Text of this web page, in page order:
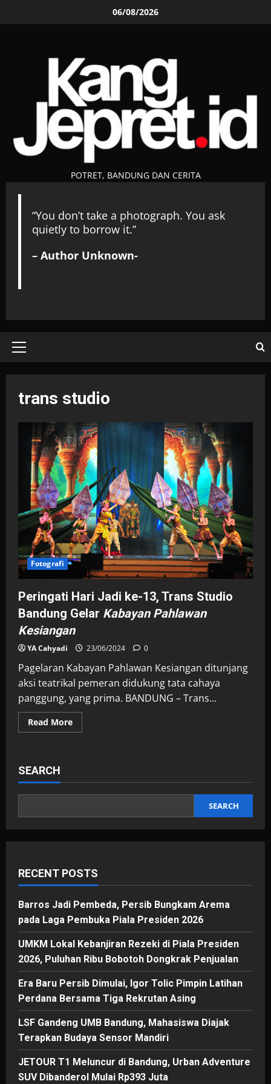
06/08/2026
POTRET, BANDUNG DAN CERITA
“You don’t take a photograph. You ask
quietly to borrow it.”
– Author Unknown-
Primary
trans studio
Fotografi
Peringati Hari Jadi ke-13, Trans Studio
Bandung Gelar Kabayan Pahlawan
Kesiangan
YA Cahyadi 23/06/2024 0
Pagelaran Kabayan Pahlawan Kesiangan ditunjang
aksi teatrikal pemeran didukung tata cahaya
panggung, yang prima. BANDUNG – Trans...
Read MoreRead
more
13,
Studio
Gelar
Pahlawan
Kesiangan</i>
SEARCH
SEARCH
RECENT POSTS
Barros Jadi Pembeda, Persib Bungkam Arema
pada Laga Pembuka Piala Presiden 2026
UMKM Lokal Kebanjiran Rezeki di Piala Presiden
2026, Puluhan Ribu Bobotoh Dongkrak Penjualan
Era Baru Persib Dimulai, Igor Tolic Pimpin Latihan
Perdana Bersama Tiga Rekrutan Asing
LSF Gandeng UMB Bandung, Mahasiswa Diajak
Terapkan Budaya Sensor Mandiri
JETOUR T1 Meluncur di Bandung, Urban Adventure
SUV Dibanderol Mulai Rp393 Juta